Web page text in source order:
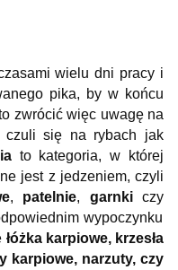
wielu dni pracy i
pika, by w końcu
zwrócić więc uwagę na
czuli się na rybach jak
to kategoria, w której
jest z jedzeniem, czyli
, patelnie, garnkiczy
wypoczynku
łóżka karpiowe, krzesła
karpiowe, narzuty, czy